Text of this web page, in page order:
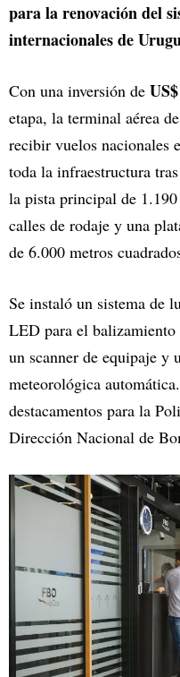
para la renovación del
internacionales de
Con una inversión de
etapa, la terminal aérea
recibir vuelos nacionales
toda la infraestructura
la pista principal de
calles de rodaje y una
de 6.000 metros
Se instaló un sistema de
LED para el
un scanner de equipaje y
meteorológica
destacamentos para la
Dirección Nacional de